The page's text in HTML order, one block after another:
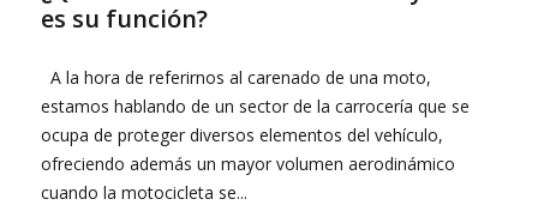
es su función?
A la hora de referirnos al carenado de una moto,
estamos hablando de un sector de la carrocería que se
ocupa de proteger diversos elementos del vehículo,
ofreciendo además un mayor volumen aerodinámico
cuando la motocicleta se...